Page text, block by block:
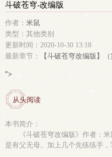
斗破苍穹-改编版
作者： 米鼠
类型：其他类别
更新时间：2020-10-30 13:18
最新章节：
【斗破苍穹改编版】
">
从头阅读
本书简介：
《斗破苍穹改编版》作者：
是有父无母。加上几个先练练手